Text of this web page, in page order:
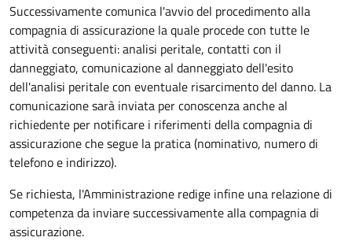
Successivamente comunica l'avvio del procedimento alla
compagnia di assicurazione la quale procede con tutte le
attività conseguenti: analisi peritale, contatti con il
danneggiato, comunicazione al danneggiato dell'esito
dell'analisi peritale con eventuale risarcimento del danno. La
comunicazione sarà inviata per conoscenza anche al
richiedente per notificare i riferimenti della compagnia di
assicurazione che segue la pratica (nominativo, numero di
telefono e indirizzo).
Se richiesta, l'Amministrazione redige infine una relazione di
competenza da inviare successivamente alla compagnia di
assicurazione.